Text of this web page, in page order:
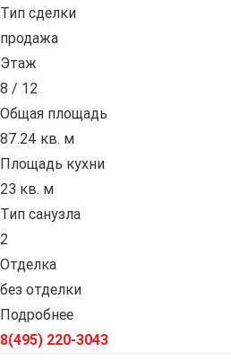
Тип сделки
продажа
Этаж
8 / 12
Общая площадь
87.24 кв. м
Площадь кухни
23 кв. м
Тип санузла
2
Отделка
без отделки
Подробнее
8(495) 220-3043